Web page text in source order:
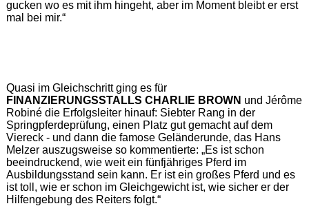
gucken wo es mit ihm hingeht, aber im Moment bleibt er erst
mal bei mir.“
Quasi im Gleichschritt ging es für
FINANZIERUNGSSTALLS CHARLIE BROWN und Jérôme
Robiné die Erfolgsleiter hinauf: Siebter Rang in der
Springpferdeprüfung, einen Platz gut gemacht auf dem
Viereck - und dann die famose Geländerunde, das Hans
Melzer auszugsweise so kommentierte: „Es ist schon
beeindruckend, wie weit ein fünfjähriges Pferd im
Ausbildungsstand sein kann. Er ist ein großes Pferd und es
ist toll, wie er schon im Gleichgewicht ist, wie sicher er der
Hilfengebung des Reiters folgt.“